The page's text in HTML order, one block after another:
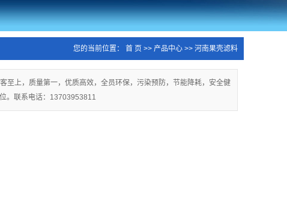
您的当前位置： 首 页 >> 产品中心 >> 河南果壳滤料
至上，质量第一，优质高效，全员环保，污染预防，节能降耗，安全健
。联系电话：13703953811